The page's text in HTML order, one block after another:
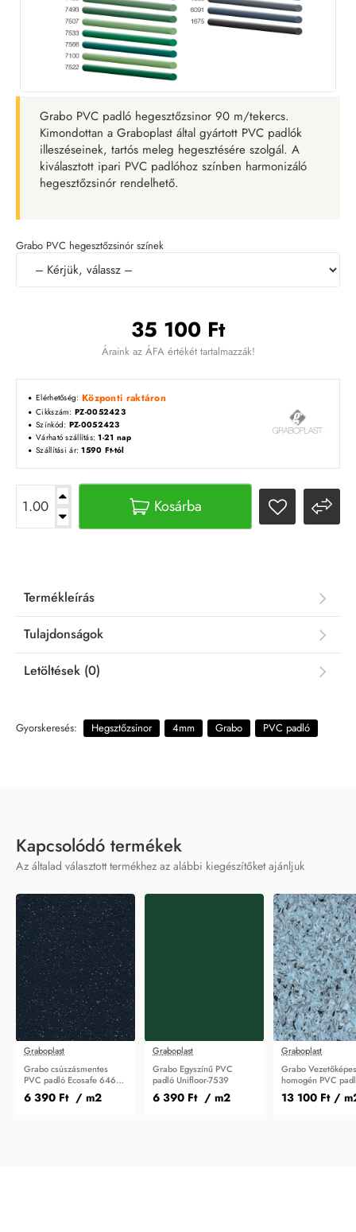
Grabo PVC padló hegesztőzsinor 90 m/tekercs.
Kimondottan a Graboplast által gyártott PVC padlók
illeszéseinek, tartós meleg hegesztésére szolgál. A
kiválasztott ipari PVC padlóhoz színben harmonizáló
hegesztőzsinór rendelhető.
35 100 Ft
Áraink az ÁFA értékét tartalmazzák!
Elérhetőség: Központi raktáron
Cikkszám: PZ-0052423
Színkód: PZ-0052423
Várható szállítás: 1-21 nap
Szállítási ár: 1590 Ft-tól
Grabo PVC hegesztőzsinór színek
Kosárba
Termékleírás
Tulajdonságok
Letöltések (0)
Gyorskeresés: Hegsztőzsinor 4mm Grabo PVC padló
Kapcsolódó termékek
Az általad választott termékhez az alábbi kiegészítőket ajánljuk
Graboplast
Grabo csúszásmentes
PVC padló Ecosafe 6460-
20
6 390 Ft / m2
Graboplast
Grabo Egyszínű PVC
padló Unifloor-7539
6 390 Ft / m2
Graboplast
Grabo Vezetőképes
homogén PVC
Conducto S
13 100 Ft /